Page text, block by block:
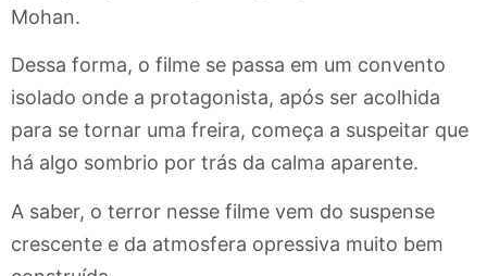
Mohan.
Dessa forma, o filme se passa em um convento
isolado onde a protagonista, após ser acolhida
para se tornar uma freira, começa a suspeitar que
há algo sombrio por trás da calma aparente.
A saber, o terror nesse filme vem do suspense
crescente e da atmosfera opressiva muito bem